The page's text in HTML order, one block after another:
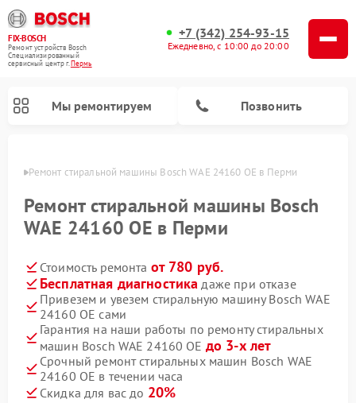
FIX-BOSCH
Ремонт устройств Bosch
Специализированный
cервисный центр г.Пермь
+7 (342) 254-93-15
Ежедневно, с 10:00 до 20:00
Мы ремонтируем Позвонить
Ремонт стиральной машины Bosch WAE 24160 OE в Перми
Ремонт стиральной машины Bosch
WAE 24160 OE в Перми
Стоимость ремонта от 780 руб.
Бесплатная диагностика даже при отказе
Привезем и увезем стиральную машину Bosch WAE
24160 OE сами
Гарантия на наши работы по ремонту стиральных
машин Bosch WAE 24160 OE до 3-х лет
Срочный ремонт стиральных машин Bosch WAE
24160 OE в течении часа
Скидка для вас до 20%